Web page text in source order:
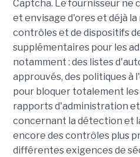
Captcha. Le fournisseur ne
et envisage d'ores et déjà la
contrôles et de dispositifs
supplémentaires pour les
notamment : des listes
approuvés, des politiques à
pour bloquer totalement
rapports d'administration
concernant la détection et
encore des contrôles plus
différentes exigences de